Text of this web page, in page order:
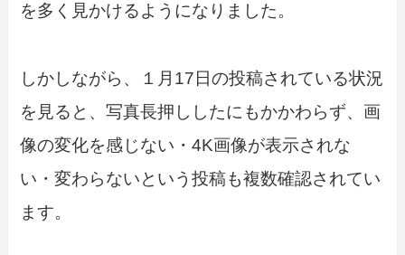
を多く見かけるようになりました。
しかしながら、１月17日の投稿されている状況
を見ると、写真長押ししたにもかかわらず、画
像の変化を感じない・4K画像が表示されな
い・変わらないという投稿も複数確認されてい
ます。